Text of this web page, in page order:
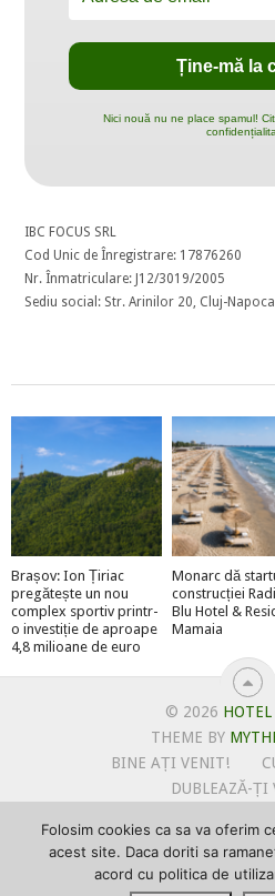
Nici nouă nu ne place spamul!
IBC FOCUS SRL
Cod Unic de Înregistrare: 17876260
Nr. Înmatriculare: J12/3019/2005
Sediu social: Str. Arinilor 20, Cluj-Napoca
Brașov: Ion Țiriac
pregătește un nou
complex sportiv printr-
o investiție de aproape
4,8 milioane de euro
Monarc dă
construcției
Blu Hotel &
Mamaia
© 2026
THEME BY
BINE AȚI VENIT!
DUBLEAZĂ-ȚI
POLITICA DE
PRIMEȘTI GRATUIT
PROMOVEAZĂ-TE PE
Folosim cookies ca sa va oferim
acest site. Daca doriti sa
acord cu politica de